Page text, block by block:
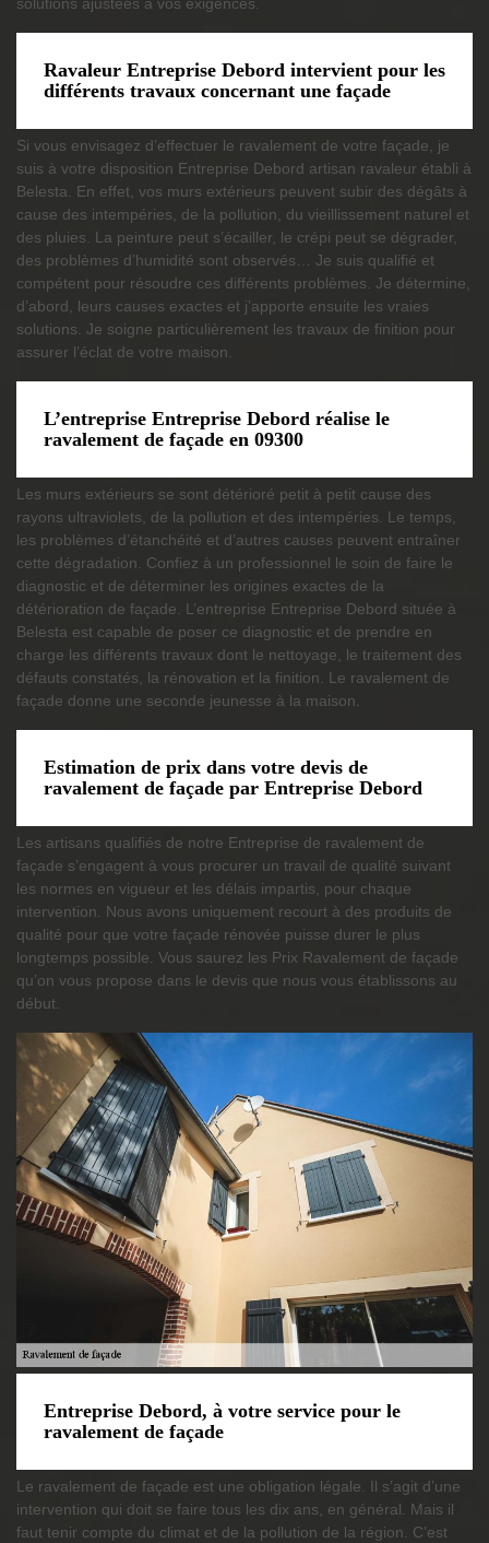
Ravaleur Entreprise Debord intervient pour les
différents travaux concernant une façade
Si vous envisagez d’effectuer le ravalement de votre façade, je
suis à votre disposition Entreprise Debord artisan ravaleur établi à
Belesta. En effet, vos murs extérieurs peuvent subir des dégâts à
cause des intempéries, de la pollution, du vieillissement naturel et
des pluies. La peinture peut s’écailler, le crépi peut se dégrader,
des problèmes d’humidité sont observés… Je suis qualifié et
compétent pour résoudre ces différents problèmes. Je détermine,
d’abord, leurs causes exactes et j’apporte ensuite les vraies
solutions. Je soigne particulièrement les travaux de finition pour
assurer l’éclat de votre maison.
L’entreprise Entreprise Debord réalise le
ravalement de façade en 09300
Les murs extérieurs se sont détérioré petit à petit cause des
rayons ultraviolets, de la pollution et des intempéries. Le temps,
les problèmes d’étanchéité et d’autres causes peuvent entraîner
cette dégradation. Confiez à un professionnel le soin de faire le
diagnostic et de déterminer les origines exactes de la
détérioration de façade. L’entreprise Entreprise Debord située à
Belesta est capable de poser ce diagnostic et de prendre en
charge les différents travaux dont le nettoyage, le traitement des
défauts constatés, la rénovation et la finition. Le ravalement de
façade donne une seconde jeunesse à la maison.
Estimation de prix dans votre devis de
ravalement de façade par Entreprise Debord
Les artisans qualifiés de notre Entreprise de ravalement de
façade s’engagent à vous procurer un travail de qualité suivant
les normes en vigueur et les délais impartis, pour chaque
intervention. Nous avons uniquement recourt à des produits de
qualité pour que votre façade rénovée puisse durer le plus
longtemps possible. Vous saurez les Prix Ravalement de façade
qu’on vous propose dans le devis que nous vous établissons au
début.
Entreprise Debord, à votre service pour le
ravalement de façade
Le ravalement de façade est une obligation légale. Il s’agit d’une
intervention qui doit se faire tous les dix ans, en général. Mais il
faut tenir compte du climat et de la pollution de la région. C’est